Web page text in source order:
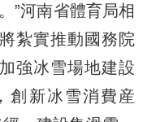
”河南省體育局相
紮實推動國務院
強冰雪場地建設
創新冰雪消費産